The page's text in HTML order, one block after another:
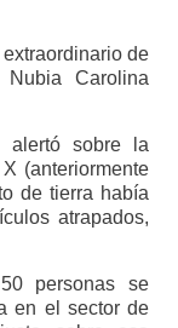
de
Carolina
alertó sobre la
(anteriormente
de tierra había
atrapados,
personas se
en el sector de